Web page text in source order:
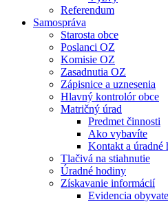
Referendum
Samospráva
Starosta obce
Poslanci OZ
Komisie OZ
Zasadnutia OZ
Zápisnice a uznesenia
Hlavný kontrolór obce
Matričný úrad
Predmet činnosti
Ako vybavíte
Kontakt a úradné
Tlačivá na stiahnutie
Úradné hodiny
Získavanie informácií
Evidencia